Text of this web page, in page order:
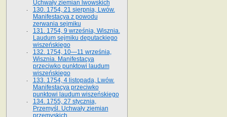
Uchwały ziemian lwowskich
130. 1754, 21 sierpnia, Lwów.
Manifestacya z powodu
zerwania sejmiku
131. 1754, 9 września, Wisznia.
Laudum sejmiku deputackiego
wiszeńskiego
132. 1754, 10—11 września,
Wisznia. Manifestacya
przeciwko punktowi laudum
wiszeńskiego
133. 1754, 4 listopada, Lwów.
Manifestacya przeciwko
punktowi laudum wiszeńskiego
134. 1755, 27 stycznia,
Przemyśl. Uchwały ziemian
przemyskich